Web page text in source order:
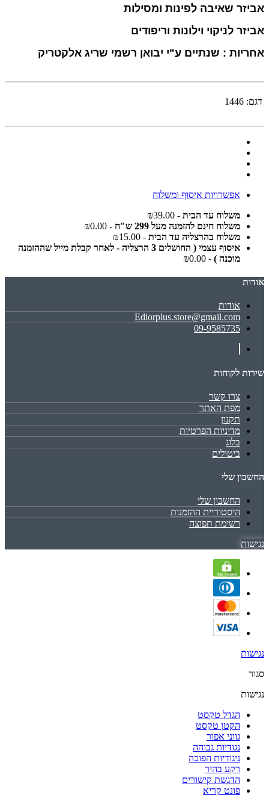
אביזר שאיבה לפינות ומסילות
אביזר לניקוי וילונות וריפודים
אחריות : שנתיים ע"י יבואן רשמי שריג אלקטריק
דגם: 1446
אפשרויות איסוף ומשלוח
משלוח עד הבית - ₪39.00
משלוח חינם להזמנה מעל 299 ש"ח
- ₪0.00
משלוח בהרצליה עד הבית - ₪15.00
איסוף עצמי ( החושלים 3 הרצליה - לאחר קבלת מייל שההזמנה
מוכנה ) - ₪0.00
אודות
אודות
Ediorplus.store@gmail.com
09-9585735
שירות לקוחות
צרו קשר
מפת האתר
תקנון
מדיניות הפרטיות
בלוג
ביטולים
החשבון שלי
החשבון שלי
היסטוריית ההזמנות
רשימת תפוצה
נגישות
נגישות
סגור
נגישות
הגדל טקסט
הקטן טקסט
גווני אפור
נגודיות גבוהה
ניגודיות הפוכה
רקע בהיר
הדגשת קישורים
פונט קריא